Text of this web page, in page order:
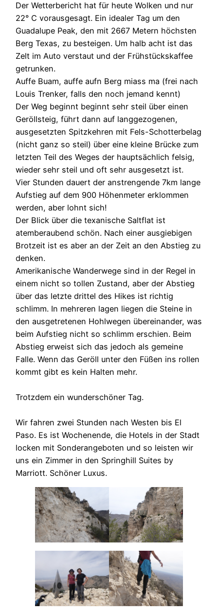
Der Wetterbericht hat für heute Wolken und nur
22° C vorausgesagt. Ein idealer Tag um den
Guadalupe Peak, den mit 2667 Metern höchsten
Berg Texas, zu besteigen. Um halb acht ist das
Zelt im Auto verstaut und der Frühstückskaffee
getrunken.
Auffe Buam, auffe aufn Berg miass ma (frei nach
Louis Trenker, falls den noch jemand kennt)
Der Weg beginnt beginnt sehr steil über einen
Geröllsteig, führt dann auf langgezogenen,
ausgesetzten Spitzkehren mit Fels-Schotterbelag
(nicht ganz so steil) über eine kleine Brücke zum
letzten Teil des Weges der hauptsächlich felsig,
wieder sehr steil und oft sehr ausgesetzt ist.
Vier Stunden dauert der anstrengende 7km lange
Aufstieg auf dem 900 Höhenmeter erklommen
werden, aber lohnt sich!
Der Blick über die texanische Saltflat ist
atemberaubend schön. Nach einer ausgiebigen
Brotzeit ist es aber an der Zeit an den Abstieg zu
denken.
Amerikanische Wanderwege sind in der Regel in
einem nicht so tollen Zustand, aber der Abstieg
über das letzte drittel des Hikes ist richtig
schlimm. In mehreren lagen liegen die Steine in
den ausgetretenen Hohlwegen übereinander, was
beim Aufstieg nicht so schlimm erschien. Beim
Abstieg erweist sich das jedoch als gemeine
Falle. Wenn das Geröll unter den Füßen ins rollen
kommt gibt es kein Halten mehr.
Trotzdem ein wunderschöner Tag.
Wir fahren zwei Stunden nach Westen bis El
Paso. Es ist Wochenende, die Hotels in der Stadt
locken mit Sonderangeboten und so leisten wir
uns ein Zimmer in den Springhill Suites by
Marriott. Schöner Luxus.